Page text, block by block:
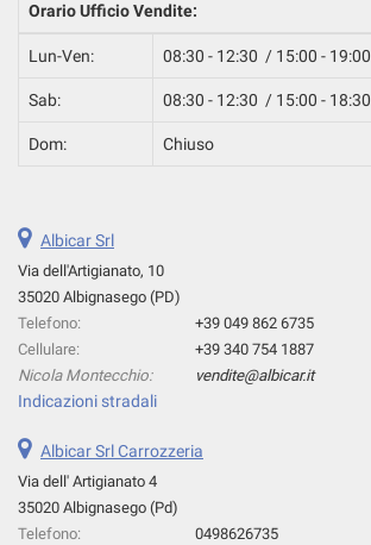
Orario Ufficio Vendite:
Lun-Ven: 08:30 - 12:30 / 15:00 - 19:00
Sab: 08:30 - 12:30 / 15:00 - 18:30
Dom: Chiuso
Albicar Srl
Via dell'Artigianato, 10
35020 Albignasego (PD)
Telefono:
+39 049 862 6735
Cellulare:
+39 340 754 1887
Nicola Montecchio:
vendite@albicar.it
Indicazioni stradali
Albicar Srl Carrozzeria
Via dell' Artigianato 4
35020 Albignasego (Pd)
Telefono:
0498626735